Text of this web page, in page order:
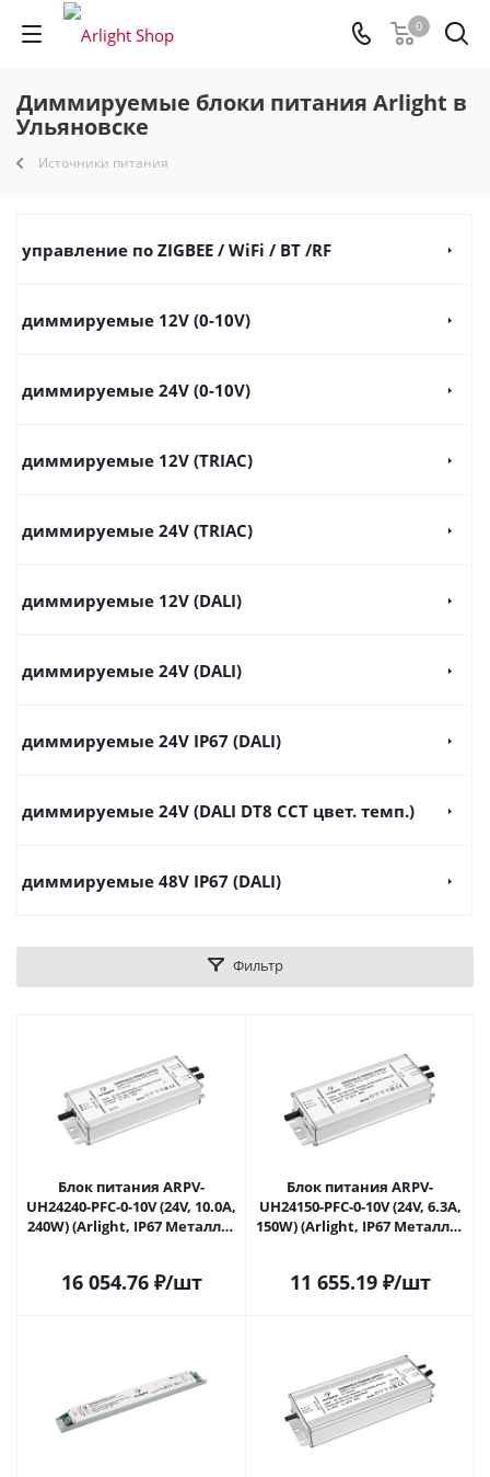
0
Диммируемые блоки питания Arlight в
Ульяновске
Источники питания
управление по ZIGBEE / WiFi / BT /RF
диммируемые 12V (0-10V)
диммируемые 24V (0-10V)
диммируемые 12V (TRIAC)
диммируемые 24V (TRIAC)
диммируемые 12V (DALI)
диммируемые 24V (DALI)
диммируемые 24V IP67 (DALI)
диммируемые 24V (DALI DT8 CCT цвет. темп.)
диммируемые 48V IP67 (DALI)
Фильтр
Блок питания ARPV-
UH24240-PFC-0-10V (24V, 10.0A,
240W) (Arlight, IP67 Металл, 7
16 054.76₽/шт
Блок питания ARPV-
UH24150-PFC-0-10V (24V, 6.3A,
150W) (Arlight, IP67 Металл, 7
11 655.19₽/шт